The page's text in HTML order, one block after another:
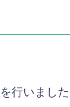
行いまし